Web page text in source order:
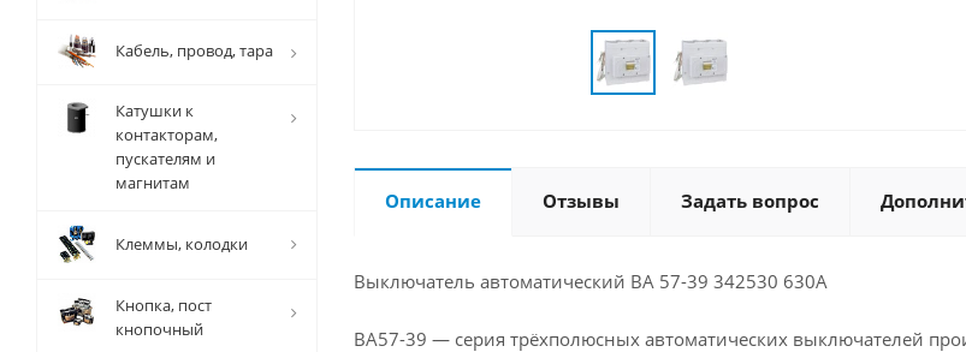
Описание Отзывы Задать вопрос
Выключатель автоматический ВА 57-39 342530 630А
ВА57-39 — серия трёхполюсных автоматических выключателей
Кабель, провод, тара
Катушки к
контакторам,
пускателям и
магнитам
Клеммы, колодки
Кнопка, пост
кнопочный